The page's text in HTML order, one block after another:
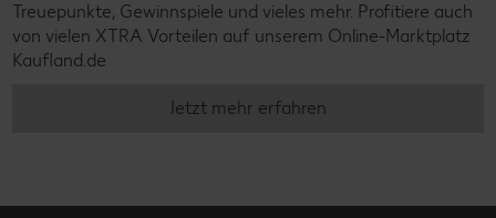
Treuepunkte, Gewinnspiele und vieles mehr. Profitiere auch
von vielen XTRA Vorteilen auf unserem Online-Marktplatz
Kaufland.de
Jetzt mehr erfahren